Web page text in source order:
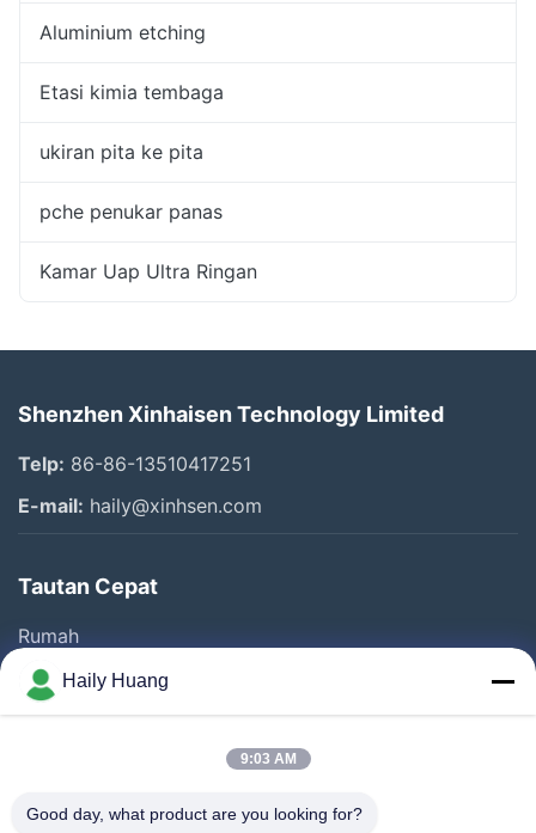
Aluminium etching
Etasi kimia tembaga
ukiran pita ke pita
pche penukar panas
Kamar Uap Ultra Ringan
Shenzhen Xinhaisen Technology Limited
Telp: 86-86-13510417251
E-mail: haily@xinhsen.com
Tautan Cepat
Rumah
Produk
Video
Wisata Pabrik
Haily Huang
9:03 AM
Good day, what product are you looking for?